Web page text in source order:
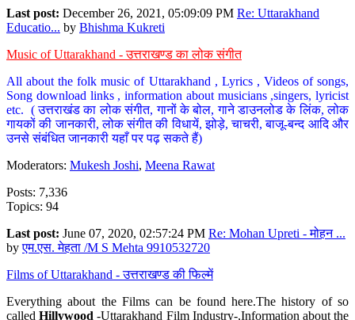
Last post: December 26, 2021, 05:09:09 PM Re: Uttarakhand
Educatio... by Bhishma Kukreti
Music of Uttarakhand - उत्तराखण्ड का लोक संगीत
All about the folk music of Uttarakhand , Lyrics , Videos of songs,
Song download links , information about musicians ,singers, lyricist
etc. ( उत्तराखंड का लोक संगीत, गानों के बोल, गाने डाउनलोड के लिंक, लोक
गायकों की जानकारी, लोक संगीत की विधायें, झोड़े, चाचरी, बाजू-बन्द आदि और
उनसे संबंधित जानकारी यहाँ पर पढ़ सकते हैं)
Moderators: Mukesh Joshi, Meena Rawat
Posts: 7,336
Topics: 94
Last post: June 07, 2020, 02:57:24 PM Re: Mohan Upreti - मोहन ...
byएम.एस. मेहता /M S Mehta 9910532720
Films of Uttarakhand - उत्तराखण्ड की फिल्में
Everything about the Films can be found here.The history of so
calledHillywood-Uttarakhand Film Industry-,Information about the